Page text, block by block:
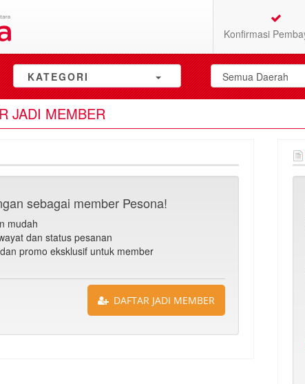
Konfirmasi
KATEGORI
JADI MEMBER
sebagai member Pesona!
mudah
dan status pesanan
promo eksklusif untuk member
DAFTAR JADI MEMBER